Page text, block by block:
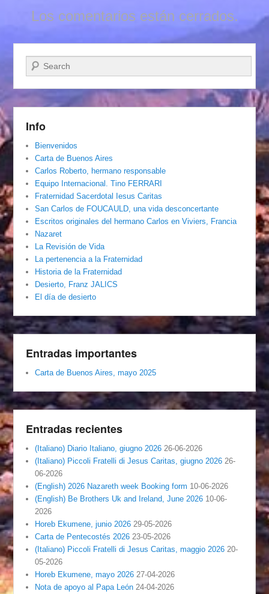
Los comentarios están cerrados.
Buscar
Info
Bienvenidos
Carta de Buenos Aires
Carlos Roberto, hermano responsable
Equipo Internacional. Tino FERRARI
Fraternidad Sacerdotal Iesus Caritas
San Carlos de FOUCAULD, una vida desconcertante
Escritos originales del hermano Carlos en Viviers, Francia
Nazaret
La Revisión de Vida
La pertenencia a la Fraternidad
Historia de la Fraternidad
Desierto, Franz JALICS
El día de desierto
Entradas importantes
Carta de Buenos Aires, mayo 2025
Entradas recientes
(Italiano) Diario Italiano, giugno 2026 26-06-2026
(Italiano) Piccoli Fratelli di Jesus Caritas, giugno 2026 26-
06-2026
(English) 2026 Nazareth week Booking form 10-06-2026
(English) Be Brothers Uk and Ireland, June 2026 10-06-
2026
Horeb Ekumene, junio 2026 29-05-2026
Carta de Pentecostés 2026 23-05-2026
(Italiano) Piccoli Fratelli di Jesus Caritas, maggio 2026 20-
05-2026
Horeb Ekumene, mayo 2026 27-04-2026
Nota de apoyo al Papa León 24-04-2026